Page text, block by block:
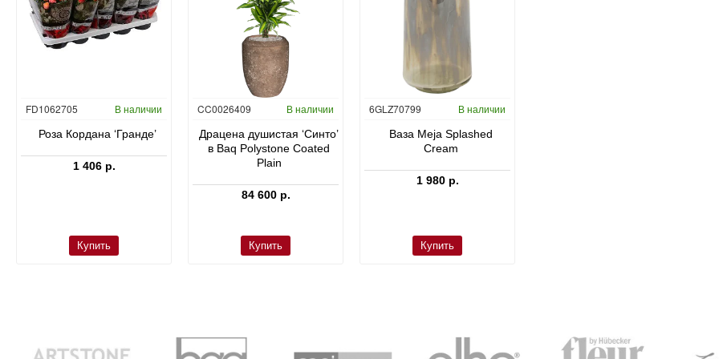
FD1062705 В наличии
Роза Кордана ‘Гранде’
1 406 р.
Купить
CC0026409 В наличии
Драцена душистая ‘Синто’
в Baq Polystone Coated
Plain
84 600 р.
Купить
6GLZ70799 В наличии
Ваза Meja Splashed
Cream
1 980 р.
Купить